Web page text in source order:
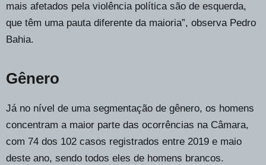
mais afetados pela violência política são de esquerda,
que têm uma pauta diferente da maioria”, observa Pedro
Bahia.
Gênero
Já no nível de uma segmentação de gênero, os homens
concentram a maior parte das ocorrências na Câmara,
com 74 dos 102 casos registrados entre 2019 e maio
deste ano, sendo todos eles de homens brancos.